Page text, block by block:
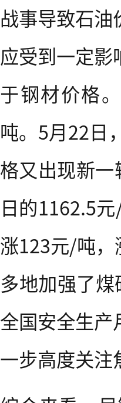
战事导致石油
应受到一定影
于钢材价格
吨。5月22日
格又出现新一
日的1162.5
涨123元/吨，
多地加强了
全国安全生产
一步高度关注